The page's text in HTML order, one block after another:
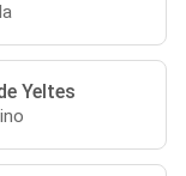
Yeltes